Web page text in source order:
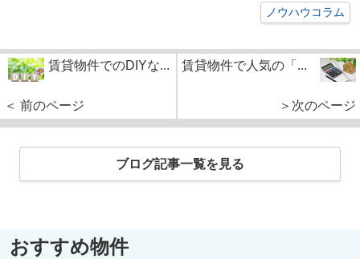
ノウハウコラム
賃貸物件でのDIYな...
＜ 前のページ
賃貸物件で人気の「...
＞次のページ
ブログ記事一覧を見る
おすすめ物件